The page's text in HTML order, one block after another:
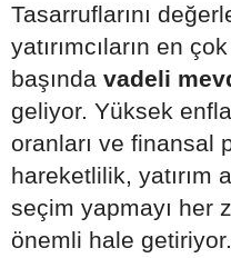
Tasarruflarını
yatırımcıların en
başında vadeli
geliyor. Yüksek
oranları ve finansal
hareketlilik, yatırım
seçim yapmayı her
önemli hale